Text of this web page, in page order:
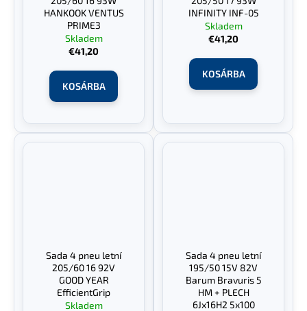
HANKOOK VENTUS
PRIME3
Skladem
€41,20
KOSÁRBA
INFINITY INF-05
Skladem
€41,20
KOSÁRBA
Sada 4 pneu letní
205/60 16 92V
GOOD YEAR
EfficientGrip
Skladem
Sada 4 pneu letní
195/50 15V 82V
Barum Bravuris 5
HM + PLECH
6Jx16H2 5x100